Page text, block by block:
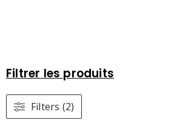
Filtrer les produits
Filters (2)